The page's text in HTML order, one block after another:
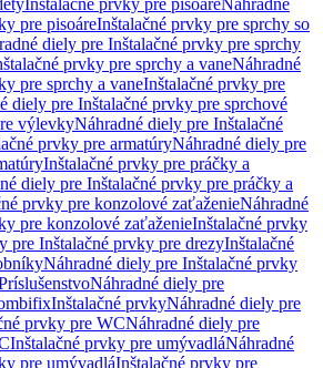
Inštalačné prvky pre pisoáreNáhradné
pre pisoáreInštalačné prvky pre sprchy so
diely pre Inštalačné prvky pre sprchy
prvky pre sprchy a vaneNáhradné
pre sprchy a vaneInštalačné prvky pre
diely pre Inštalačné prvky pre sprchové
výlevkyNáhradné diely pre Inštalačné
prvky pre armatúryNáhradné diely pre
Inštalačné prvky pre práčky a
diely pre Inštalačné prvky pre práčky a
prvky pre konzolové zaťaženieNáhradné
pre konzolové zaťaženieInštalačné prvky
pre Inštalačné prvky pre drezyInštalačné
Náhradné diely pre Inštalačné prvky
Náhradné diely pre
Inštalačné prvkyNáhradné diely pre
prvky pre WCNáhradné diely pre
Inštalačné prvky pre umývadláNáhradné
pre umývadláInštalačné prvky pre